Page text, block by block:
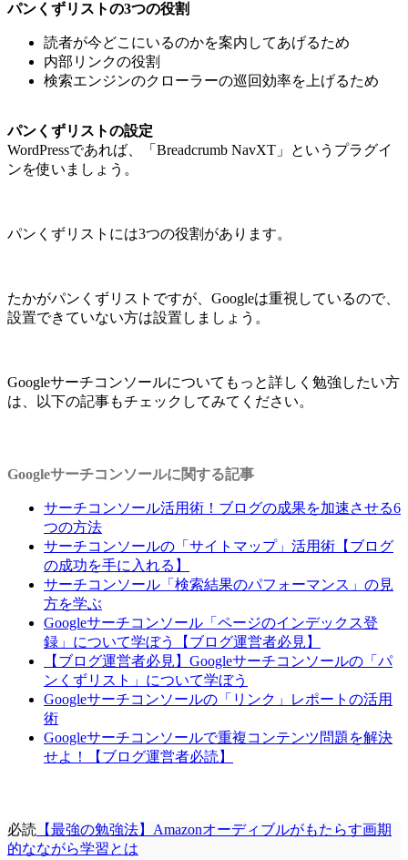
パンくずリストの3つの役割
読者が今どこにいるのかを案内してあげるため
内部リンクの役割
検索エンジンのクローラーの巡回効率を上げるため
パンくずリストの設定
WordPressであれば、「Breadcrumb NavXT」というプラグイ
ンを使いましょう。
パンくずリストには3つの役割があります。
たかがパンくずリストですが、Googleは重視しているので、
設置できていない方は設置しましょう。
Googleサーチコンソールについてもっと詳しく勉強したい方
は、以下の記事もチェックしてみてください。
Googleサーチコンソールに関する記事
サーチコンソール活用術！ブログの成果を加速させる6
つの方法
サーチコンソールの「サイトマップ」活用術【ブログ
の成功を手に入れる】
サーチコンソール「検索結果のパフォーマンス」の見
方を学ぶ
Googleサーチコンソール「ページのインデックス登
録」について学ぼう【ブログ運営者必見】
【ブログ運営者必見】Googleサーチコンソールの「パ
ンくずリスト」について学ぼう
Googleサーチコンソールの「リンク」レポートの活用
術
Googleサーチコンソールで重複コンテンツ問題を解決
せよ！【ブログ運営者必読】
必読 【最強の勉強法】Amazonオーディブルがもたらす画期
的なながら学習とは